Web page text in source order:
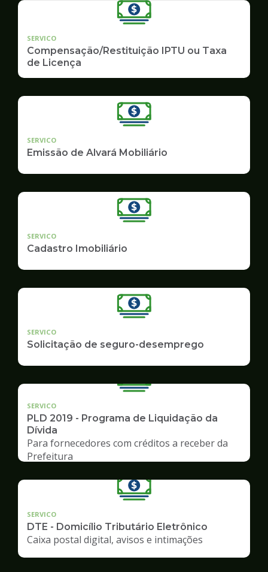
SERVICO
Compensação/Restituição IPTU ou Taxa
de Licença
SERVICO
Emissão de Alvará Mobiliário
SERVICO
Cadastro Imobiliário
SERVICO
Solicitação de seguro-desemprego
SERVICO
PLD 2019 - Programa de Liquidação da
Dívida
Para fornecedores com créditos a receber da
Prefeitura
SERVICO
DTE - Domicílio Tributário Eletrônico
Caixa postal digital, avisos e intimações